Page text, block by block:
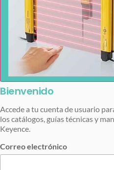
Bienvenido
Accede a tu cuenta de usuario
los catálogos, guías técnicas y
Keyence.
Correo electrónico